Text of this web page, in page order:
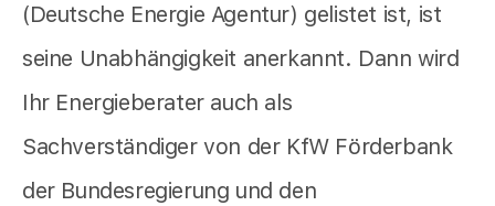
(Deutsche Energie Agentur) gelistet ist, ist
seine Unabhängigkeit anerkannt. Dann wird
Ihr Energieberater auch als
Sachverständiger von der KfW Förderbank
der Bundesregierung und den